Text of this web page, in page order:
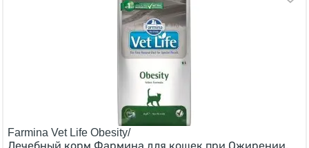
Farmina Vet Life Obesity/